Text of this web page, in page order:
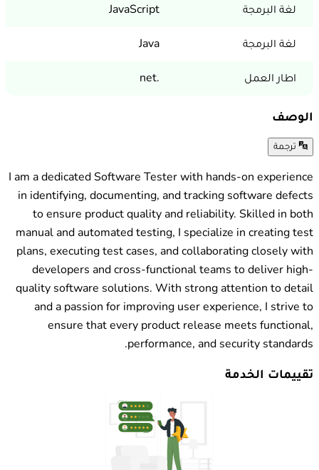
لغة البرمجة JavaScript
لغة البرمجة Java
اطار العمل .net
الوصف
ترجمة
I am a dedicated Software Tester with hands-on experience
in identifying, documenting, and tracking software defects
to ensure product quality and reliability. Skilled in both
manual and automated testing, I specialize in creating test
plans, executing test cases, and collaborating closely with
developers and cross-functional teams to deliver high-
quality software solutions. With strong attention to detail
and a passion for improving user experience, I strive to
ensure that every product release meets functional,
performance, and security standards.
تقييمات الخدمة